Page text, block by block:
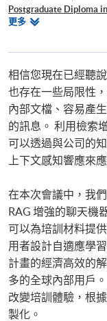
Postgraduate Diploma
Certificate for Module
Certificate for Module
Certificate for Module
Certificate for Module
Executive Certificate in
Data
Big Data and FinTech
Visualization
Big Data and FinTech
更多相
相信您現在已經聽
也存在一些局限性
內部文檔、容易產
的訊息。 利用檢索
可以透過與公司的
上下文感知響應來
在本次會議中，我
RAG 增強的聊天機
可以為培訓材料提
用者設計自適應學
計畫的經濟高效的
多的全球內部用戶
改變培訓體驗，根
製化。